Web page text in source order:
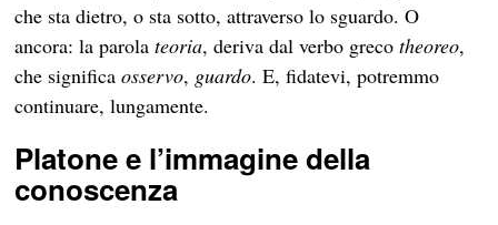
che sta dietro, o sta sotto, attraverso lo sguardo. O
ancora: la parolateoria, deriva dal verbo grecotheoreo,
che significaosservo, guardo. E, fidatevi, potremmo
continuare, lungamente.
Platone e l’immagine della
conoscenza